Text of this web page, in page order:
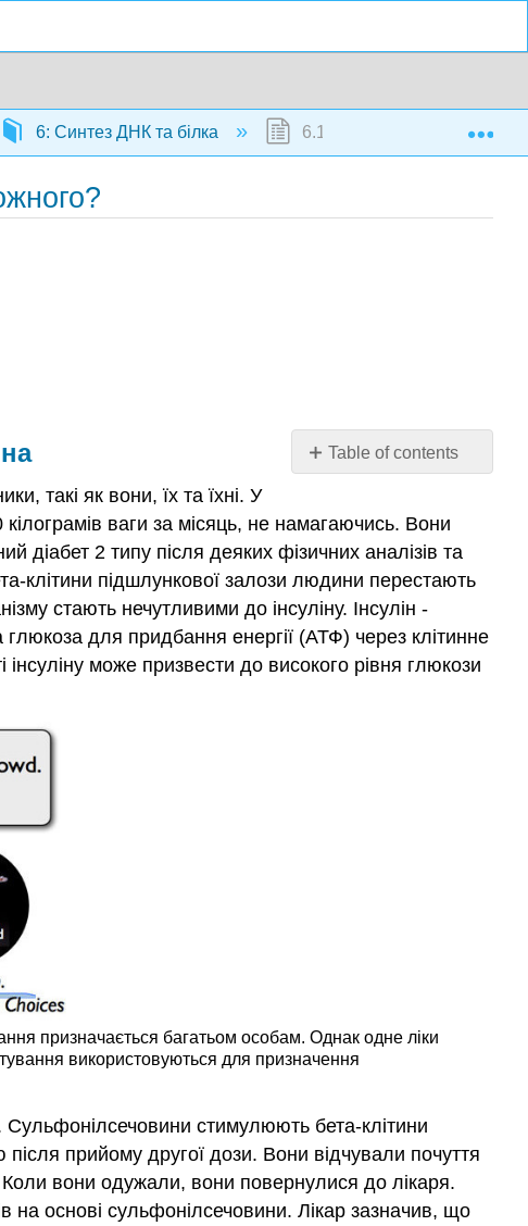
6: Синтез ДНК та білка 6.1: Тематичне
Table of contents
Фармакогеноміка,
персоналізована
медицина
Коли
ви
читаєте
Атрибуції
такі як вони, їх та їхні. У
ваги за місяць, не намагаючись. Вони
діабет 2 типу після деяких фізичних аналізів та
клітини підшлункової залози людини перестають
стають нечутливими до інсуліну. Інсулін -
глюкоза для придбання енергії (АТФ) через клітинне
може призвести до високого рівня глюкози
призначається багатьом особам. Однак одне ліки
використовуються для призначення
Сульфонілсечовини стимулюють бета-клітини
після прийому другої дози. Вони відчували почуття
Коли вони одужали, вони повернулися до лікаря.
на основі сульфонілсечовини. Лікар зазначив, що